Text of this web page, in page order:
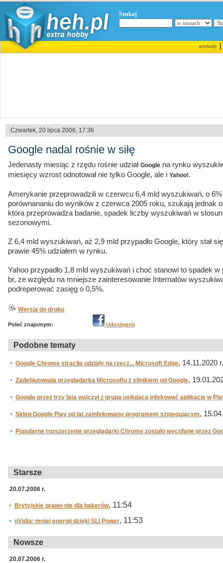
Szukaj
artykuły|
Czwartek, 20 lipca 2006, 17:36
Google nadal rośnie w siłę
Jedenasty miesiąc z rzędu rośnie udział Google na rynku
miesięcy wzrost odnotował nie tylko Google, ale i Yahoo!.
Amerykanie przeprowadzili w czerwcu 6,4 mld wyszukiwań, o
porównananiu do wyników z czerwca 2005 roku, szukają jednak
która przeprowadza badanie, spadek liczby wyszukiwań w
sezonowymi.
Z 6,4 mld wyszukiwań, aż 2,9 mld przypadło Google, który stał
prawie 45% udziałem w rynku.
Yahoo przypadło 1,8 mld wyszukiwań i choć stanowi to spadek
br, ze względu na mniejsze zainteresowanie Internatów
podreperować zasięg o 0,5%.
Wersja do druku
Poleć znajomym: Udostępnij
Podobne tematy
Google Chrome straciła udziały na rzecz... Microsoft Edge, 14.11.2020 r.
Zadebiutowała przeglądarka Microsoftu z silnikiem od Google,
Google przez trzy lata walczył z grupą usiłującą infekować aplikacje w
Sklep Google Play od lat zainfekowany programem szpiegującym,
Popularne rozszerzenie przeglądarki Chrome zostało wycofane przez
Starsze
20.07.2006 r.
Brytyjskie prawo nie dla hakerów, 11:54
nVidia: mniej energii dzięki SLI Power, 11:53
Nowsze
20.07.2006 r.